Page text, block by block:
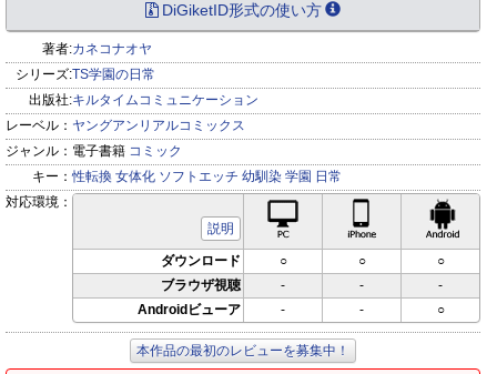
DiGiketID形式の使い方
著者:カネコナオヤ
シリーズ:TS学園の日常
出版社:キルタイムコミュニケーション
レーベル： ヤングアンリアルコミックス
ジャンル： 電子書籍 コミック
キー：性転換 女体化 ソフトエッチ 幼馴染 学園 日常
対応環境：
説明
iPhone対応
ダウンロード ○ ○
○
ブラウザ視聴
- -
-
Androidビューア
- - ○
本作品の最初のレビューを募集中！